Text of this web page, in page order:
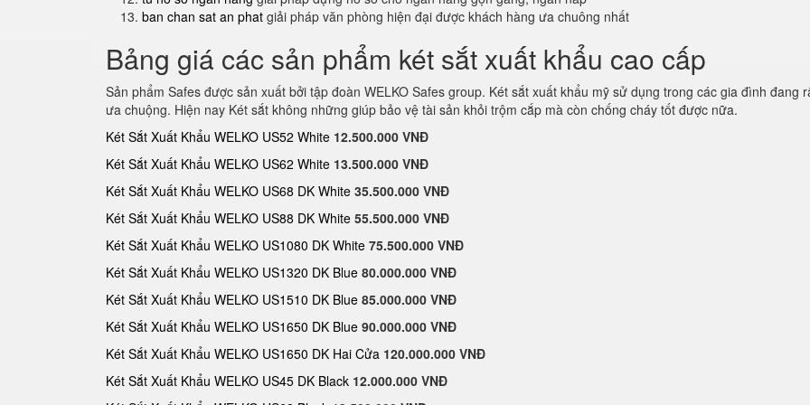
ban chan sat an phat giải pháp văn phòng hiện đại được khách hàng ưa chuông nhất
Bảng giá các sản phẩm két sắt xuất khẩu cao cấp
Sản phẩm Safes được sản xuất bởi tập đoàn WELKO Safes group. Két sắt xuất khẩu mỹ sử dụng trong các gia đình đang
ưa chuộng. Hiện nay Két sắt không những giúp bảo vệ tài sản khỏi trộm cắp mà còn chống cháy tốt được nữa.
Két Sắt Xuất Khẩu WELKO US52 White 12.500.000 VNĐ
Két Sắt Xuất Khẩu WELKO US62 White 13.500.000 VNĐ
Két Sắt Xuất Khẩu WELKO US68 DK White 35.500.000 VNĐ
Két Sắt Xuất Khẩu WELKO US88 DK White 55.500.000 VNĐ
Két Sắt Xuất Khẩu WELKO US1080 DK White 75.500.000 VNĐ
Két Sắt Xuất Khẩu WELKO US1320 DK Blue 80.000.000 VNĐ
Két Sắt Xuất Khẩu WELKO US1510 DK Blue 85.000.000 VNĐ
Két Sắt Xuất Khẩu WELKO US1650 DK Blue 90.000.000 VNĐ
Két Sắt Xuất Khẩu WELKO US1650 DK Hai Cửa 120.000.000 VNĐ
Két Sắt Xuất Khẩu WELKO US45 DK Black 12.000.000 VNĐ